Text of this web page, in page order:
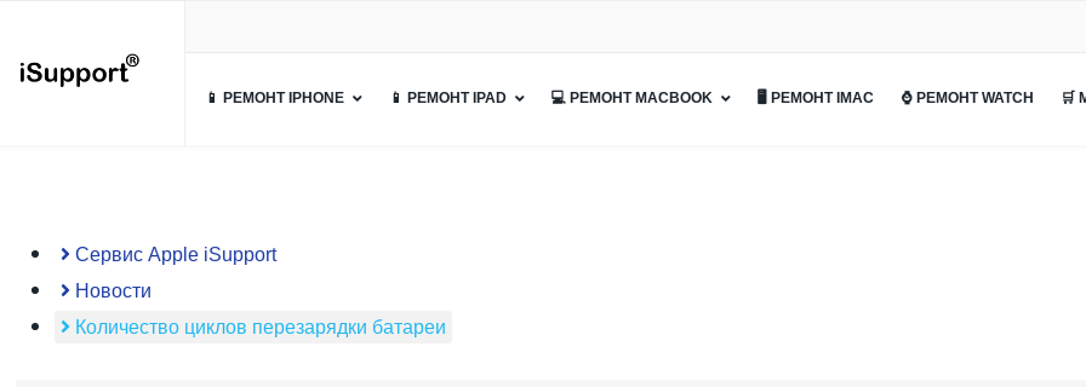
📱 РЕМОНТ IPHONE 📱 РЕМОНТ IPAD 💻 РЕМОНТ MACBOOK 🖥 РЕМОНТ IMAC ⌚ РЕМОНТ WATCH 🛒
Сервис Apple iSupport
Новости
Количество циклов перезарядки батареи